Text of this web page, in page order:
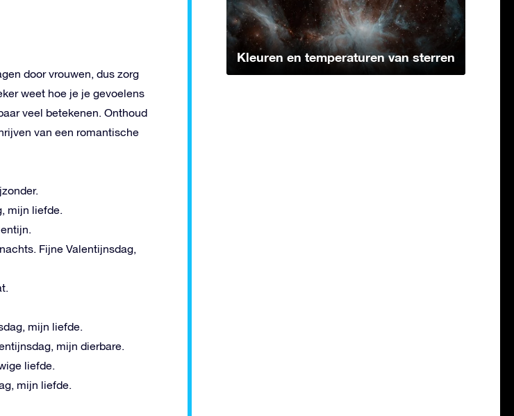
door vrouwen, dus zorg
weet hoe je je gevoelens
veel betekenen. Onthoud
van een romantische
mijn liefde.
Fijne Valentijnsdag,
mijn liefde.
mijn dierbare.
liefde.
mijn liefde.
Kleuren en temperaturen van sterren